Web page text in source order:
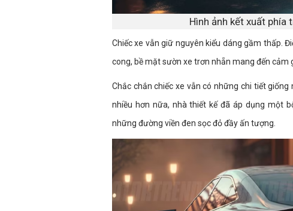
Hình ảnh kết xuất
Chiếc xe vẫn giữ nguyên kiểu dáng gầm thấp.
cong, bề mặt sườn xe trơn nhẵn mang đến cảm
Chắc chắn chiếc xe vẫn có những chi tiết
nhiều hơn nữa, nhà thiết kế đã áp dụng một
những đường viền đen sọc đỏ đầy ấn tượng.